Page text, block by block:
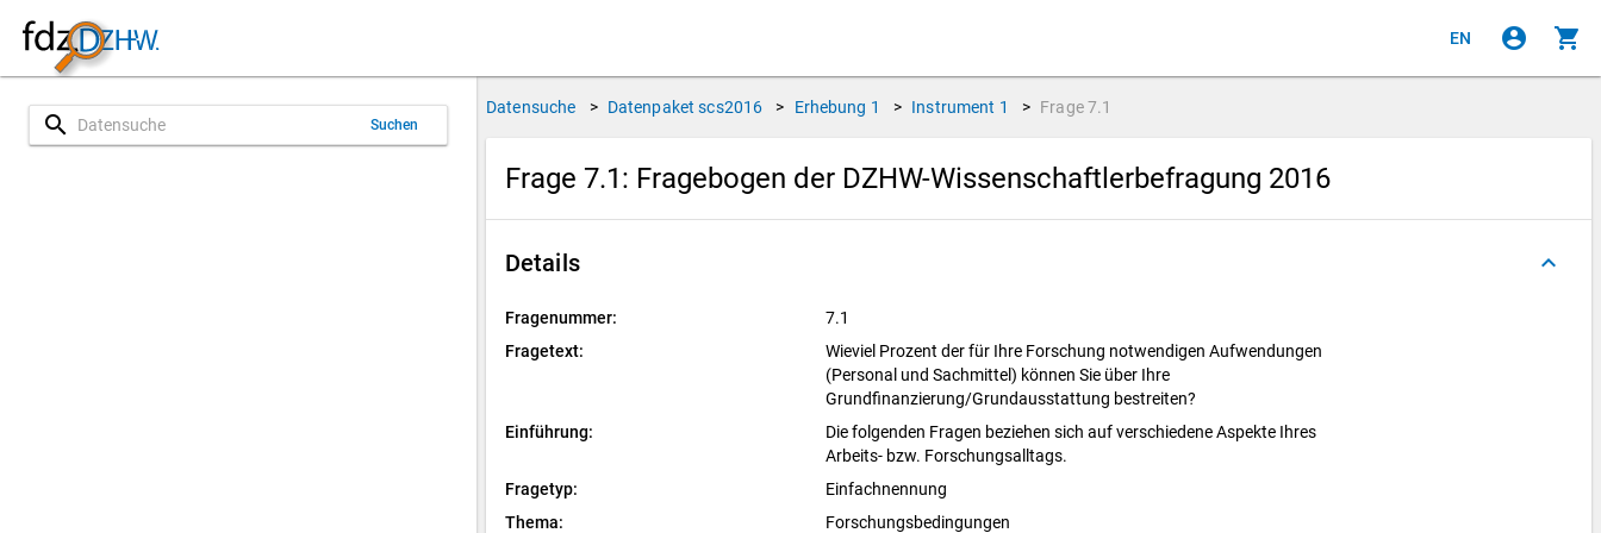
EN account_circle shopping_cart
search Suchen
Datensuche > Datenpaket scs2016 > Erhebung 1 > Instrument 1 > Frage7.1
Frage 7.1: Fragebogen der DZHW-Wissenschaftlerbefragung 2016
Details keyboard_arrow_up
Fragenummer:
7.1
Fragetext:
Wieviel Prozent der für Ihre Forschung notwendigen Aufwendungen
(Personal und Sachmittel) können Sie über Ihre
Grundfinanzierung/Grundausstattung bestreiten?
Einführung:
Die folgenden Fragen beziehen sich auf verschiedene Aspekte Ihres
Arbeits- bzw. Forschungsalltags.
Fragetyp:
Einfachnennung
Thema:
Forschungsbedingungen